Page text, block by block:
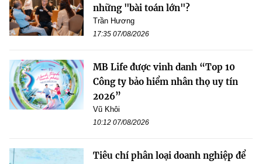
những "bài toán lớn"?
Trần Hương
17:35 07/08/2026
MB Life được vinh danh “Top 10
Công ty bảo hiểm nhân thọ uy tín
2026”
Vũ Khôi
10:12 07/08/2026
Tiêu chí phân loại doanh nghiệp để